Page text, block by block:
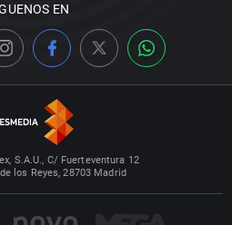
EN
S.A.U., C/ Fuerteventura 12
los Reyes, 28703 Madrid